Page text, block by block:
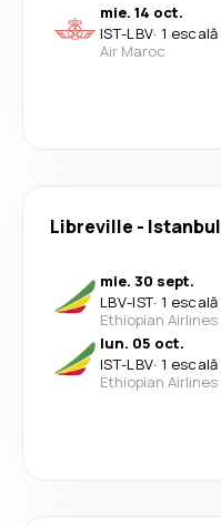
mie. 14 oct.
IST-LBV· 1 escală
Air Maroc
Libreville - Istanbul
mie. 30 sept.
LBV-IST· 1 escală
Ethiopian Airlines
lun. 05 oct.
IST-LBV· 1 escală
Ethiopian Airlines